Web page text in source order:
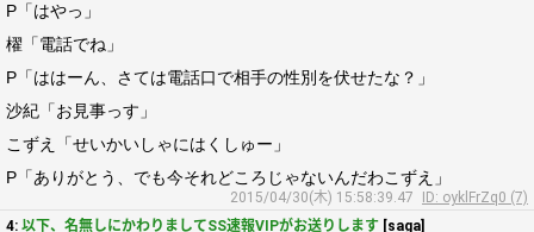
P「はやっ」
櫂「電話でね」
P「ははーん、さては電話口で相手の性別を伏せたな？」
沙紀「お見事っす」
こずえ「せいかいしゃにはくしゅー」
P「ありがとう、でも今それどころじゃないんだわこずえ」
2015/04/30(木) 15:58:39.47
ID: oyklFrZq0 (7)
4: 以下、名無しにかわりましてSS速報VIPがお送りします [saga]